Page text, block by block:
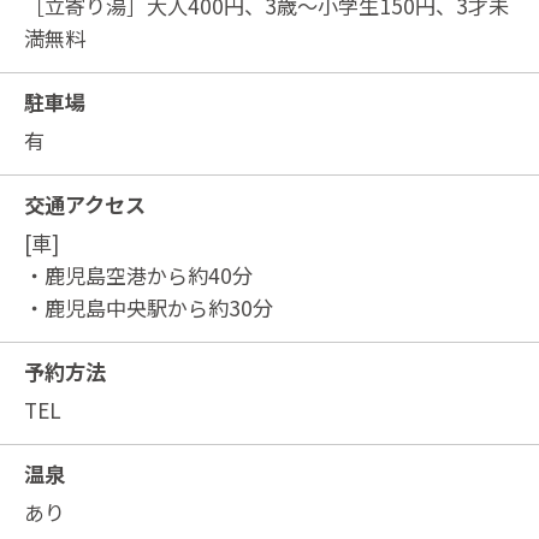
満無料
駐車場
有
交通アクセス
[車]
・鹿児島空港から約40分
・鹿児島中央駅から約30分
予約方法
TEL
温泉
あり